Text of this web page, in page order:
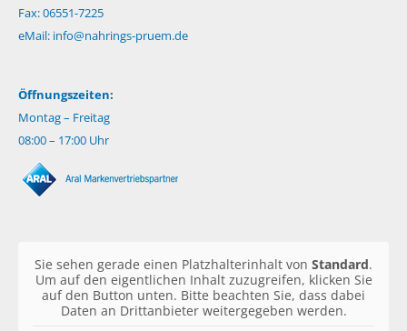
Fax: 06551-7225
eMail: info@nahrings-pruem.de
Öffnungszeiten:
Montag – Freitag
08:00 – 17:00 Uhr
Sie sehen gerade einen Platzhalterinhalt von Standard.
Um auf den eigentlichen Inhalt zuzugreifen, klicken Sie
auf den Button unten. Bitte beachten Sie, dass dabei
Daten an Drittanbieter weitergegeben werden.